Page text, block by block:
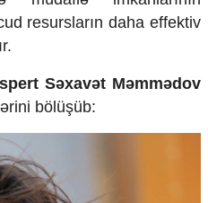
resursların daha effektiv
Səxavət Məmmədov
bölüşüb: